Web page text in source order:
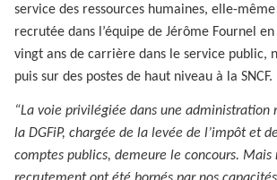
service des ressources humaines, elle-
recrutée dans l’équipe de Jérôme Fournel
vingt ans de carrière dans le service public,
puis sur des postes de haut niveau à la SNCF.
“La voie privilégiée dans une administration
la DGFiP, chargée de la levée de l’impôt et
comptes publics, demeure le concours. Mais